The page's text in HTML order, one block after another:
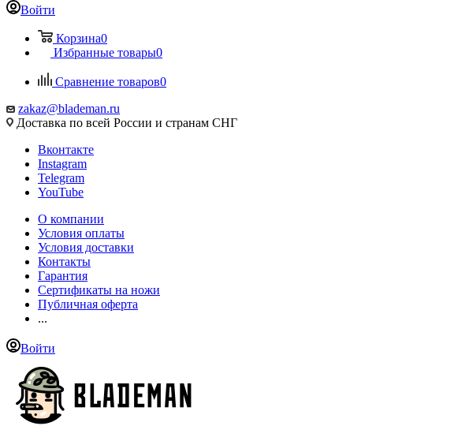
Войти
Корзина0
Избранные товары0
Сравнение товаров0
zakaz@blademan.ru
Доставка по всей России и странам СНГ
Вконтакте
Instagram
Telegram
YouTube
О компании
Условия оплаты
Условия доставки
Контакты
Гарантия
Сертификаты на ножи
Публичная оферта
...
Войти